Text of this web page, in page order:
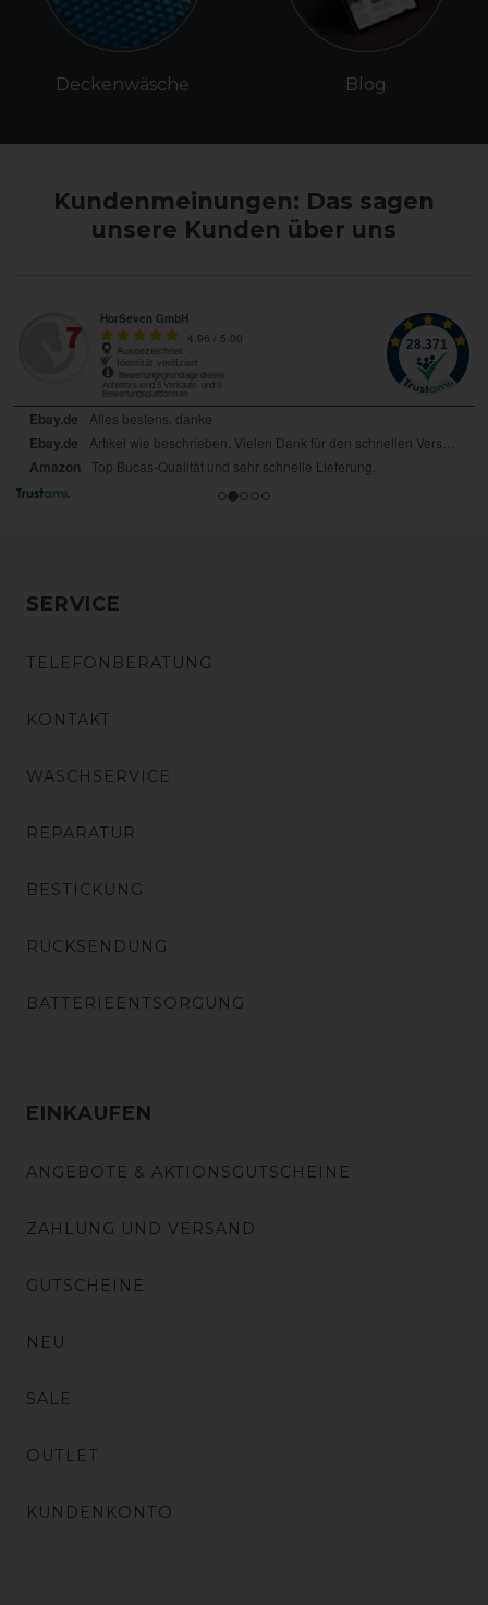
Deckenwäsche Blog
Kundenmeinungen: Das sagen
unsere Kunden über uns
SERVICE
TELEFONBERATUNG
KONTAKT
WASCHSERVICE
REPARATUR
BESTICKUNG
RÜCKSENDUNG
BATTERIEENTSORGUNG
EINKAUFEN
ANGEBOTE & AKTIONSGUTSCHEINE
ZAHLUNG UND VERSAND
GUTSCHEINE
NEU
SALE
OUTLET
KUNDENKONTO